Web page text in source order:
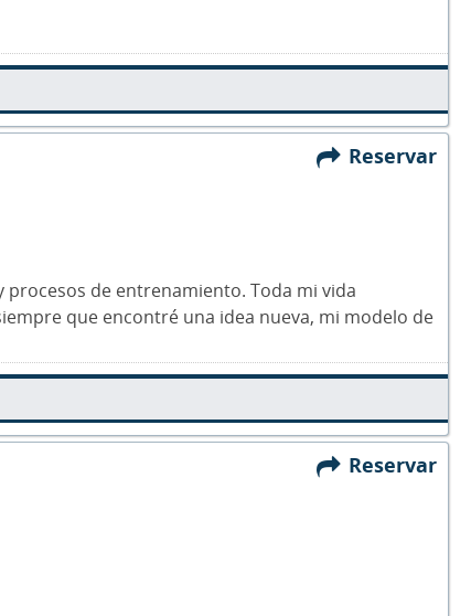
Reservar
de entrenamiento. Toda mi vida
que encontré una idea nueva, mi modelo de
Reservar